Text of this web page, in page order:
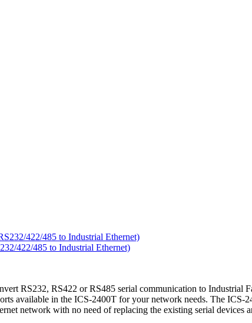
422/485 to Industrial Ethernet)
RS232, RS422 or RS485 serial communication to Industrial
available in the ICS-2400T for your network needs. The ICS-
network with no need of replacing the existing serial devices